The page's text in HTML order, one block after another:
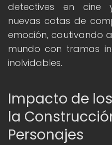
detectives en cine
nuevas cotas de
emoción, cautivando
mundo con tramas
inolvidables.
Impacto de
la
Personajes